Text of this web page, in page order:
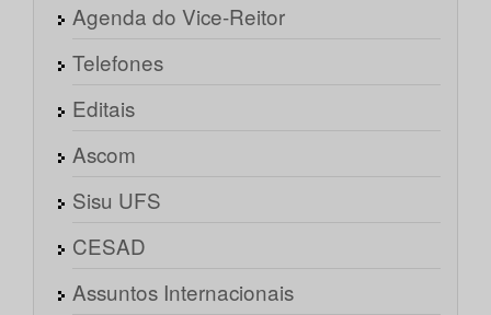
Agenda do Vice-Reitor
Telefones
Editais
Ascom
Sisu UFS
CESAD
Assuntos Internacionais